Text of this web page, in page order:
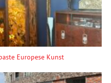
Europese Kunst